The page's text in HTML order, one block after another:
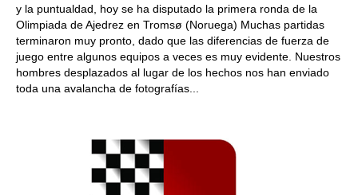
y la puntualdad, hoy se ha disputado la primera ronda de la
Olimpiada de Ajedrez en Tromsø (Noruega) Muchas partidas
terminaron muy pronto, dado que las diferencias de fuerza de
juego entre algunos equipos a veces es muy evidente. Nuestros
hombres desplazados al lugar de los hechos nos han enviado
toda una avalancha de fotografías...